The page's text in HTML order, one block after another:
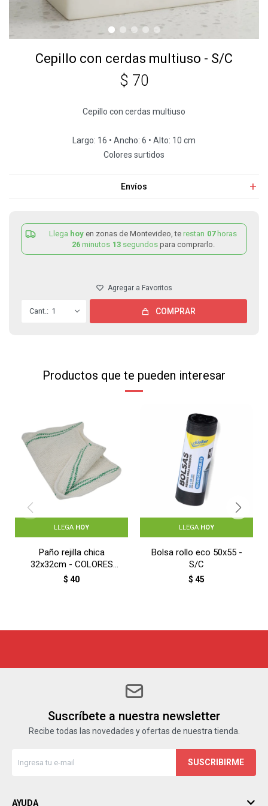
Cepillo con cerdas multiuso - S/C
$ 70
Cepillo con cerdas multiuso
Largo: 16 • Ancho: 6 • Alto: 10 cm
Colores surtidos
Envíos
Llega hoy en zonas de Montevideo, te restan 07horas
26 minutos 13 segundos para comprarlo.
1 COMPRAR
Productos que te pueden interesar
LLEGA HOY
Paño rejilla chica
32x32cm - COLORES
SURTIDOS
$ 40
LLEGA HOY
Bolsa rollo eco 50x55 -
S/C
$ 45
Suscríbete a nuestra newsletter
Recibe todas las novedades y ofertas de nuestra tienda.
SUSCRIBIRME
AYUDA